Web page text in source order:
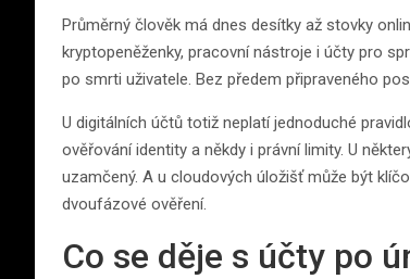
Průměrný člověk má dnes desítky až stovky
kryptopeněženky, pracovní nástroje i účty pro
po smrti uživatele. Bez předem připraveného
U digitálních účtů totiž neplatí jednoduché
ověřování identity a někdy i právní limity. U
uzamčený. A u cloudových úložišť může být
dvoufázové ověření.
Co se děje s účty po